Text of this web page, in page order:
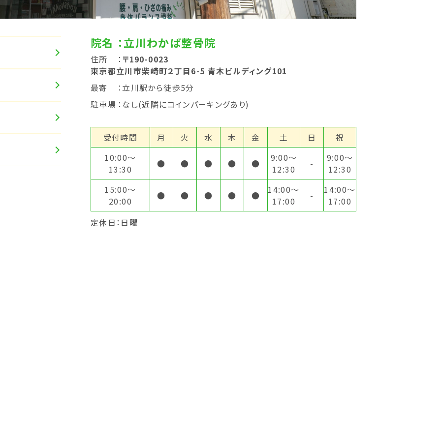
院名 ：立川わかば整骨院
住所 ： 〒190-0023
東京都立川市柴崎町２丁目6-5 青木ビルディング101
最寄
：立川駅から徒歩5分
駐車場 ：なし(近隣にコインパーキングあり)
受付時間 月 火 水 木 金 土 日
祝
10:00〜
13:30
● ● ● ● ●
9:00〜
12:30
-
9:00〜
12:30
15:00〜
20:00
● ● ● ● ●
14:00～
17:00
-
14:00～
17:00
定休日：日曜